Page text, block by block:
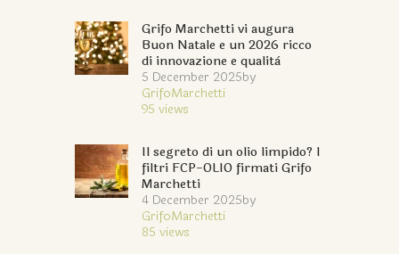
Grifo Marchetti vi augura
Buon Natale e un 2026 ricco
di innovazione e qualità
5 December 2025by
GrifoMarchetti
95 views
Il segreto di un olio limpido? I
filtri FCP-OLIO firmati Grifo
Marchetti
4 December 2025by
GrifoMarchetti
85 views